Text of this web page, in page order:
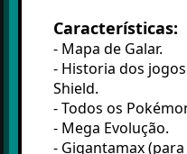
Características:
- Mapa de Galar.
- Historia dos
Shield.
- Todos os
- Mega Evolução.
- Gigantamax